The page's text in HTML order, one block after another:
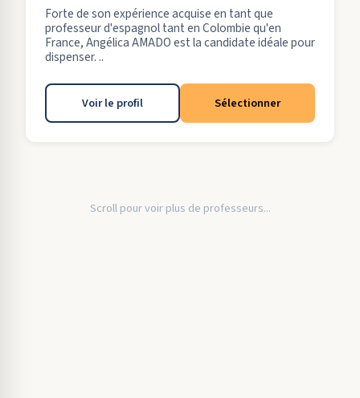
Forte de son expérience acquise en tant que
professeur d'espagnol tant en Colombie qu'en
France, Angélica AMADO est la candidate idéale pour
dispenser. ..
Voir le profil Sélectionner
Scroll pour voir plus de professeurs...